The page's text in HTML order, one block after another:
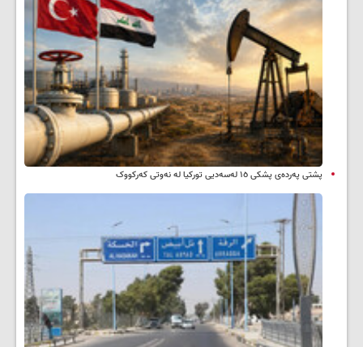
پشتی پەردەی پشکی ١٥ لەسەدیی تورکیا لە نەوتی کەرکووک